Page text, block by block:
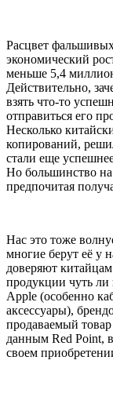
Расцвет
экономический
меньше 5,4
Действительно,
взять что-то
отправиться его
Несколько
копирований,
стали еще
Но большинство на
предпочитая
Нас это тоже
многие берут её у
доверяют
продукции чуть
Apple (особенно
аксессуары),
продаваемый
данным Red Point,
своем